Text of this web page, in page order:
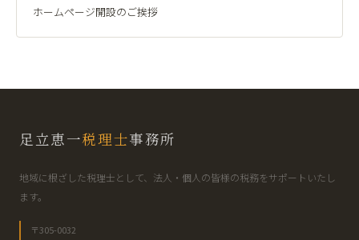
ホームページ開設のご挨拶
足立恵一税理士事務所
地域に根ざした税理士として、法人・個人の皆様の税務をサポートいたし
ます。
〒305-0032